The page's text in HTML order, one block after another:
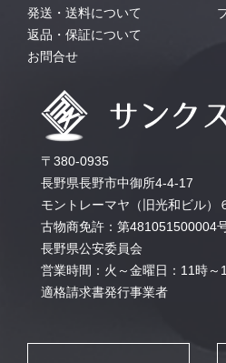
発送・送料について
返品・保証について
お問合せ
〒380-0935
長野県長野市中御所4-4-17
モントレーマヤ（旧光和ビル）
古物商免許：第481051500004
長野県公安委員会
営業時間：火～金曜日：11時～
適格請求書発行事業者